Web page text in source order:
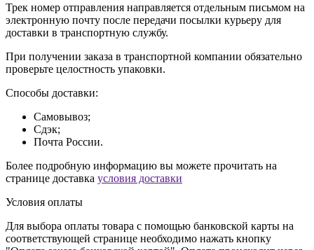
Трек номер отправления направляется отдельным письмом на
электронную почту после передачи посылки курьеру для
доставки в транспортную службу.
При получении заказа в транспортной компании обязательно
проверьте целостность упаковки.
Способы доставки:
Самовывоз;
Сдэк;
Почта России.
Более подробную информацию вы можете прочитать на
странице доставка условия доставки
Условия оплаты
Для выбора оплаты товара с помощью банковской карты на
соответствующей странице необходимо нажать кнопку